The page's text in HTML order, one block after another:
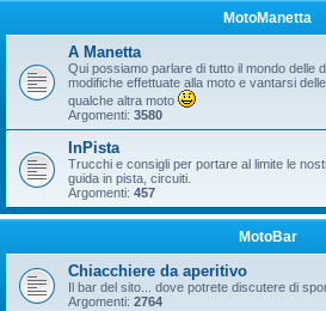
MotoManetta
A Manetta
Qui possiamo parlare di tutto il mondo delle
modifiche effettuate alla moto e vantarsi
qualche altra moto
Argomenti: 3580
InPista
Trucchi e consigli per portare al limite le
guida in pista, circuiti.
Argomenti: 457
MotoBar
Chiacchiere da aperitivo
Il bar del sito... dove potrete discutere di
Argomenti: 2764